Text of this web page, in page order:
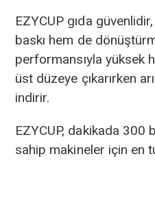
EZYCUP gıda
baskı hem de
performansıyla yüksek
üst düzeye çıkarırken
indirir.
EZYCUP, dakikada 300
sahip makineler için en